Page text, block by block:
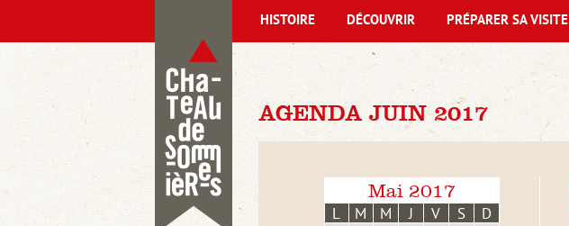
AGENDA JUIN 2017
Mai 2017
L M M J V S D
HISTOIRE DÉCOUVRIR PRÉPARER SA VISITE